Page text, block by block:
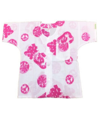
ャツ てぬぐいシャツ 濱い
ちシャツ 焼津 浜通り
港町